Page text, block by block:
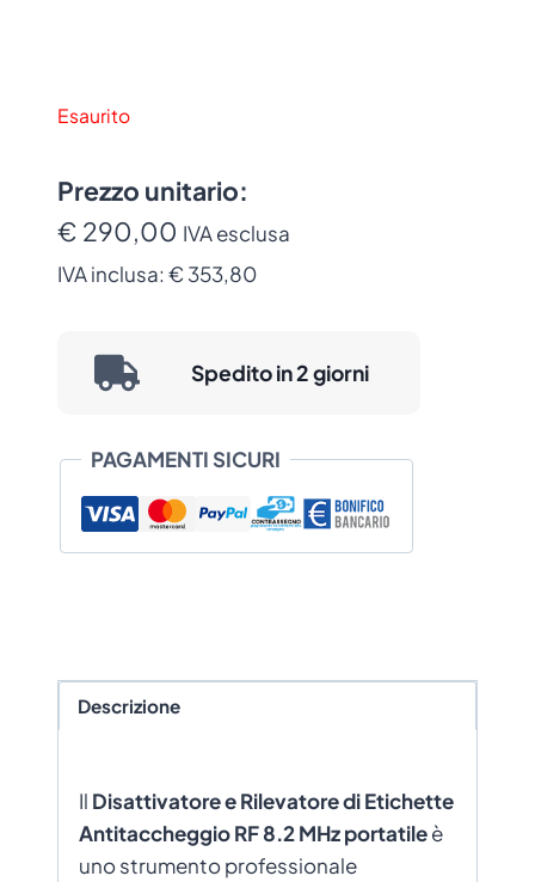
Esaurito
Prezzo unitario:
€ 290,00 IVA esclusa
IVA inclusa: € 353,80
Spedito in 2 giorni
PAGAMENTI SICURI
Descrizione
Il Disattivatore e Rilevatore di Etichette
Antitaccheggio RF 8.2 MHz portatileè
uno strumento professionale